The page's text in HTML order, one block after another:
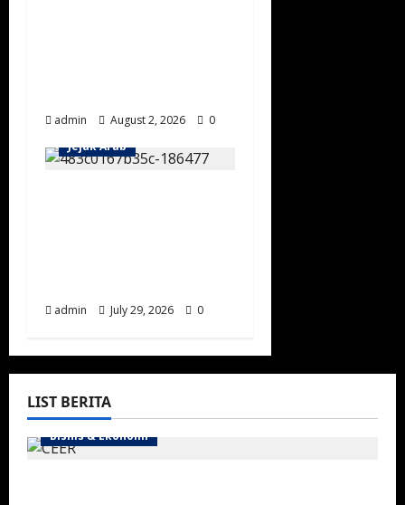
admin August 2, 2026
0
Jejak Arab
admin July 29, 2026 0
LIST BERITA
Bisnis & Ekonomi